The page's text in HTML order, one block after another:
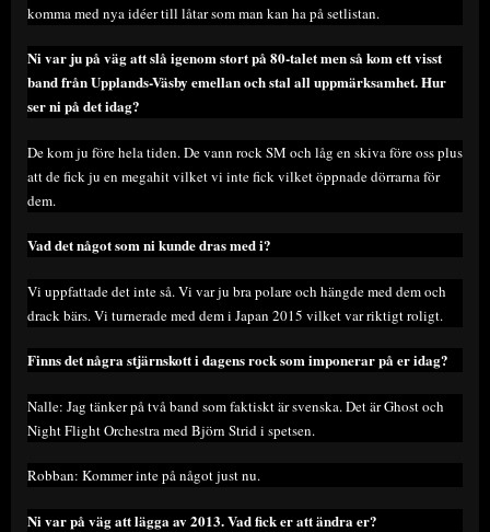
komma med nya idéer till låtar som man kan ha på setlistan.
Ni var ju på väg att slå igenom stort på 80-talet men så kom ett visst
band från Upplands-Väsby emellan och stal all uppmärksamhet. Hur
ser ni på det idag?
De kom ju före hela tiden. De vann rock SM och låg en skiva före oss plus
att de fick ju en megahit vilket vi inte fick vilket öppnade dörrarna för
dem.
Vad det något som ni kunde dras med i?
Vi uppfattade det inte så. Vi var ju bra polare och hängde med dem och
drack bärs. Vi turnerade med dem i Japan 2015 vilket var riktigt roligt.
Finns det några stjärnskott i dagens rock som imponerar på er idag?
Nalle: Jag tänker på två band som faktiskt är svenska. Det är Ghost och
Night Flight Orchestra med Björn Strid i spetsen.
Robban: Kommer inte på något just nu.
Ni var på väg att lägga av 2013. Vad fick er att ändra er?